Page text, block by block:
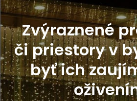
Zvýraznené
či priestory v
byť ich